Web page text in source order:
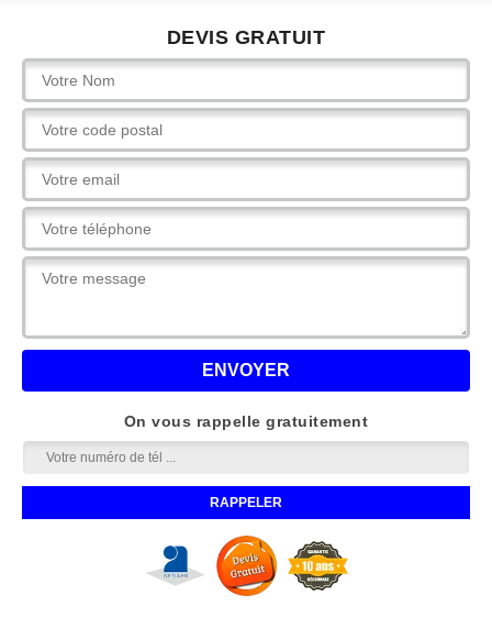
DEVIS GRATUIT
On vous rappelle gratuitement